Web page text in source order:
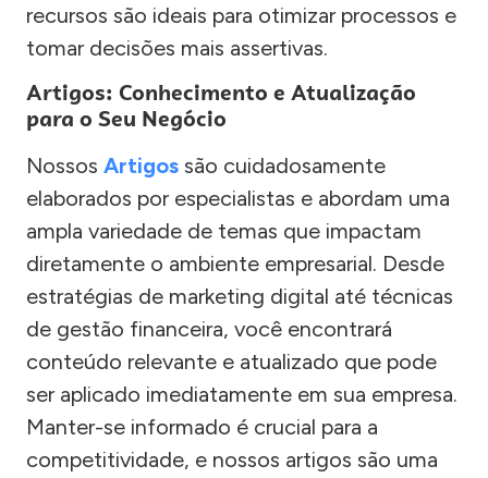
recursos são ideais para otimizar processos e
tomar decisões mais assertivas.
Artigos: Conhecimento e Atualização
para o Seu Negócio
Nossos Artigos são cuidadosamente
elaborados por especialistas e abordam uma
ampla variedade de temas que impactam
diretamente o ambiente empresarial. Desde
estratégias de marketing digital até técnicas
de gestão financeira, você encontrará
conteúdo relevante e atualizado que pode
ser aplicado imediatamente em sua empresa.
Manter-se informado é crucial para a
competitividade, e nossos artigos são uma